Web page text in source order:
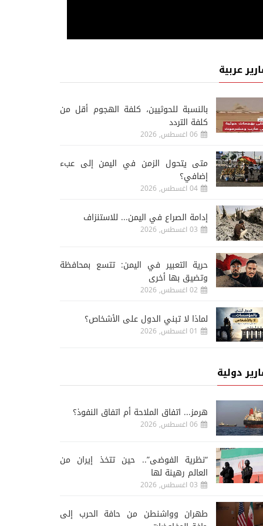
عربية
‏بالنسبة للحوثيين، كلفة الهجوم أقل من
كلفة التردد
06 اغسطس, 2026
متى يتحول الزمن في اليمن إلى عبء
إضافي؟
04 اغسطس, 2026
إدامة الصراع في اليمن... للاستنزاف
03 اغسطس, 2026
حرية التعبير في اليمن: تتسع بمحافظة
وتضيق بها أخرى
02 اغسطس, 2026
لماذا لا تبني الدول على الأشخاص؟
01 اغسطس, 2026
دولية
هرمز... اتفاق الملاحة أم اتفاق النفوذ؟
06 اغسطس, 2026
“نظرية الفوضى”.. حين تتخذ إيران من
العالم رهينة لها
03 اغسطس, 2026
طهران وواشنطن من حافة الحرب إلى